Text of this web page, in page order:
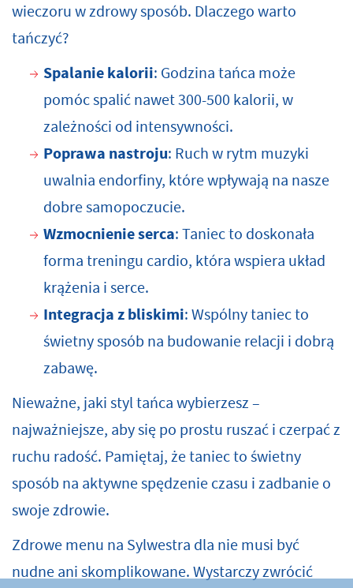
wieczoru w zdrowy sposób. Dlaczego warto
tańczyć?
Spalanie kalorii: Godzina tańca może
pomóc spalić nawet 300-500 kalorii, w
zależności od intensywności.
Poprawa nastroju: Ruch w rytm muzyki
uwalnia endorfiny, które wpływają na nasze
dobre samopoczucie.
Wzmocnienie serca: Taniec to doskonała
forma treningu cardio, która wspiera układ
krążenia i serce.
Integracja z bliskimi: Wspólny taniec to
świetny sposób na budowanie relacji i dobrą
zabawę.
Nieważne, jaki styl tańca wybierzesz –
najważniejsze, aby się po prostu ruszać i czerpać z
ruchu radość. Pamiętaj, że taniec to świetny
sposób na aktywne spędzenie czasu i zadbanie o
swoje zdrowie.
Zdrowe menu na Sylwestra dla nie musi być
nudne ani skomplikowane. Wystarczy zwrócić